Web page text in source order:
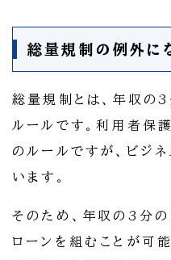
総量規制の例外に
総量規制とは、年収の
ルールです。利用者保
のルールですが、ビジ
います。
そのため、年収の3分
ローンを組むことが可